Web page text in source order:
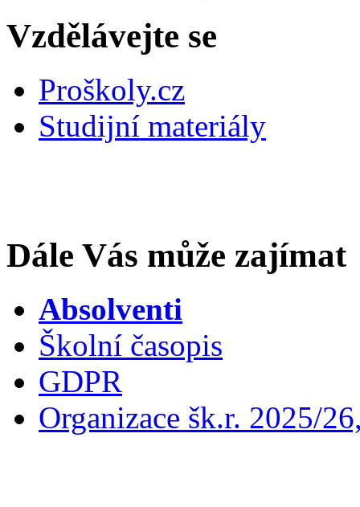
Vzdělávejte se
Proškoly.cz
Studijní materiály
Dále Vás může zajímat
Absolventi
Školní časopis
GDPR
Organizace šk.r. 2025/